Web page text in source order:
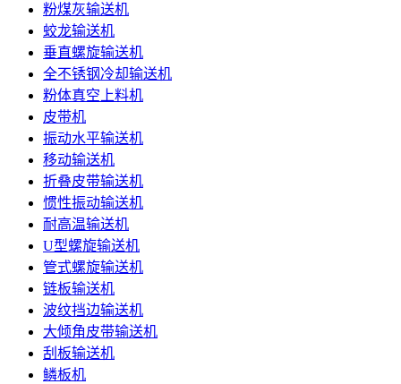
粉煤灰输送机
蛟龙输送机
垂直螺旋输送机
全不锈钢冷却输送机
粉体真空上料机
皮带机
振动水平输送机
移动输送机
折叠皮带输送机
惯性振动输送机
耐高温输送机
U型螺旋输送机
管式螺旋输送机
链板输送机
波纹挡边输送机
大倾角皮带输送机
刮板输送机
鳞板机